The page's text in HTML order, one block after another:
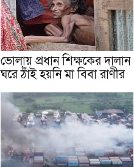
ভোলায় প্রধান শিক্ষকের দালান
ঘরে ঠাঁই হয়নি মা বিবা রাণীর